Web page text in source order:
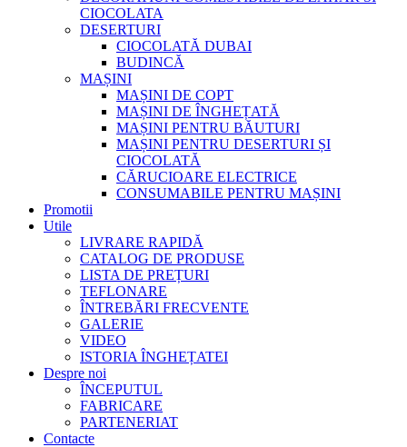
CIOCOLATA
DESERTURI
CIOCOLATĂ DUBAI
BUDINCĂ
MAȘINI
MAȘINI DE COPT
MAȘINI DE ÎNGHEȚATĂ
MAȘINI PENTRU BĂUTURI
MAȘINI PENTRU DESERTURI ȘI
CIOCOLATĂ
CĂRUCIOARE ELECTRICE
CONSUMABILE PENTRU MAȘINI
Promotii
Utile
LIVRARE RAPIDĂ
CATALOG DE PRODUSE
LISTA DE PREȚURI
TEFLONARE
ÎNTREBĂRI FRECVENTE
GALERIE
VIDEO
ISTORIA ÎNGHEȚATEI
Despre noi
ÎNCEPUTUL
FABRICARE
PARTENERIAT
Contacte